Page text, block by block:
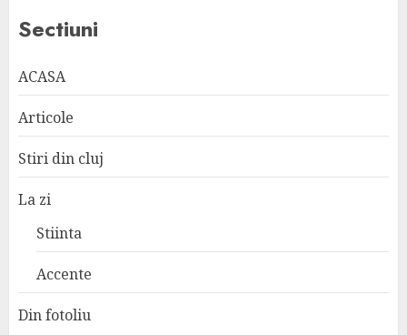
Sectiuni
ACASA
Articole
Stiri din cluj
La zi
Stiinta
Accente
Din fotoliu